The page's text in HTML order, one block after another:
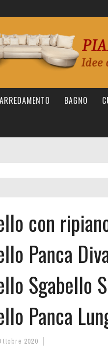
ARREDAMENTO BAGNO
con
Panca
Sgabello
Panca
2020